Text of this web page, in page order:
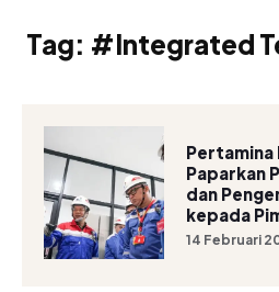
Tag: #Integrated
Pertamina
Paparkan
dan
kepada
14 Februari